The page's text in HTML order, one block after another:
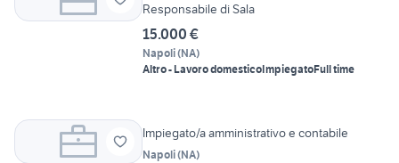
Responsabile di Sala
15.000 €
Napoli(NA)
Altro - Lavoro domesticoImpiegatoFull time
Impiegato/a amministrativo e contabile
Napoli(NA)